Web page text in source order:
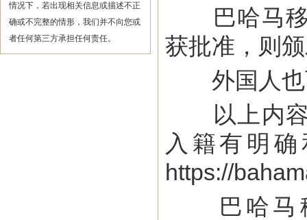
情况下，若出现相关信息或描述不正
确或不完整的情形，我们并不向您或
者任何第三方承担任何责任。
巴哈马移
获批准，则
外国人也
以上内容
入籍有明
https://
巴哈马移